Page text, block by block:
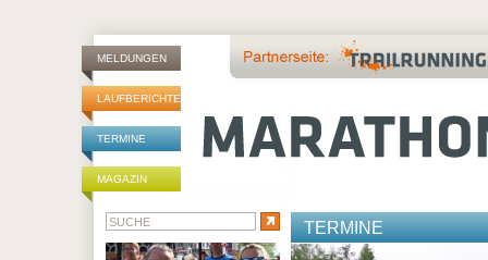
MELDUNGEN
LAUFBERICHTE
TERMINE
MAGAZIN
TERMINE